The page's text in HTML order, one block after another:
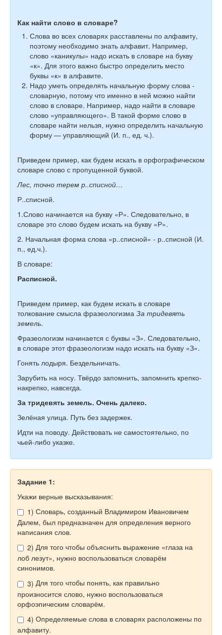
Как найти слово в словаре?
Слова во всех словарях расставлены по алфавиту,
поэтому необходимо знать алфавит. Например,
слово «каникулы» надо искать в словаре на букву
«к». Для этого важно быстро определить место
буквы «к» в алфавите.
Надо уметь определять начальную форму слова -
словарную, потому что именно в ней можно найти
слово в словаре. Например, надо найти в словаре
слово «управляющего». В такой форме слово в
словаре найти нельзя, нужно определить начальную
форму — управляющий (И. п., ед. ч.).
Приведем пример, как будем искать в орфографическом
словаре слово с пропущенной буквой.
Лес, точно терем р..списной…
Р..списной.
1.Слово начинается на букву «Р». Следовательно, в
словаре это слово будем искать на букву «Р».
2. Начальная форма слова «р..списной» - р..списной (И.
п., ед.ч.).
В словаре:
Расписной.
Приведем пример, как будем искать в словаре
толкование смысла фразеологизма За тридевять
земель.
Фразеологизм начинается с буквы «З». Следовательно,
в словаре этот фразеологизм надо искать на букву «З».
Гонять лодыря. Бездельничать.
Зарубить на носу. Твёрдо запомнить, запомнить крепко-
накрепко, навсегда.
За тридевять земель. Очень далеко.
Зелёная улица. Путь без задержек.
Идти на поводу. Действовать не самостоятельно, по
чьей-либо указке.
Задание 1:
Укажи верные высказывания:
1) Словарь, созданный Владимиром Ивановичем
Далем, был предназначен для определения верного
написания слов.
2) Для того чтобы объяснить выражение «глаза на
лоб лезут», нужно воспользоваться словарём
синонимов.
3) Для того чтобы понять, как правильно
произносится слово, нужно воспользоваться
орфоэпическим словарём.
4) Определяемые слова в словарях расположены по
алфавиту.